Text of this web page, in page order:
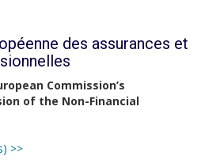
des assurances et
Commission’s
of the Non-Financial
>>